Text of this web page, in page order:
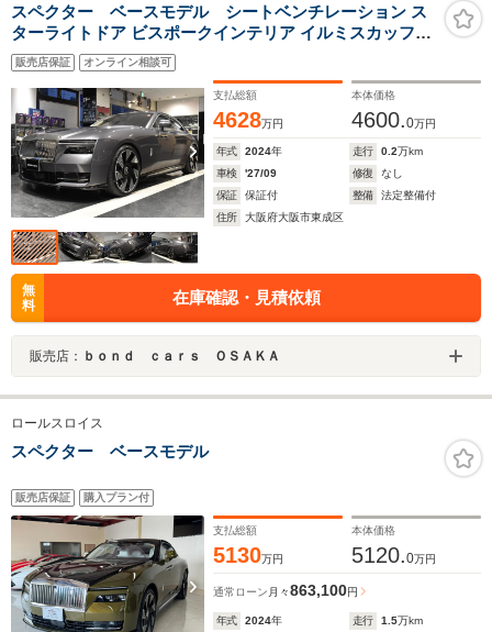
スペクター ベースモデル シートベンチレーション ス
ターライトドア ビスポークインテリア イルミスカッフプ
レート 23インチAW ビスポークオーディオ
販売店保証 オンライン相談可
支払総額
4628万円
本体価格
4600.0万円
年式 2024年 走行 0.2万km
車検
'27/09 修復
なし
保証
保証付 整備
法定整備付
住所
大阪府大阪市東成区
無
料
在庫確認・見積依頼
販売店： ｂｏｎｄ ｃａｒｓ ＯＳＡＫＡ
ロールスロイス
スペクター ベースモデル
販売店保証 購入プラン付
支払総額
5130万円
本体価格
5120.0万円
通常ローン 月々863,100円
年式 2024年 走行 1.5万km